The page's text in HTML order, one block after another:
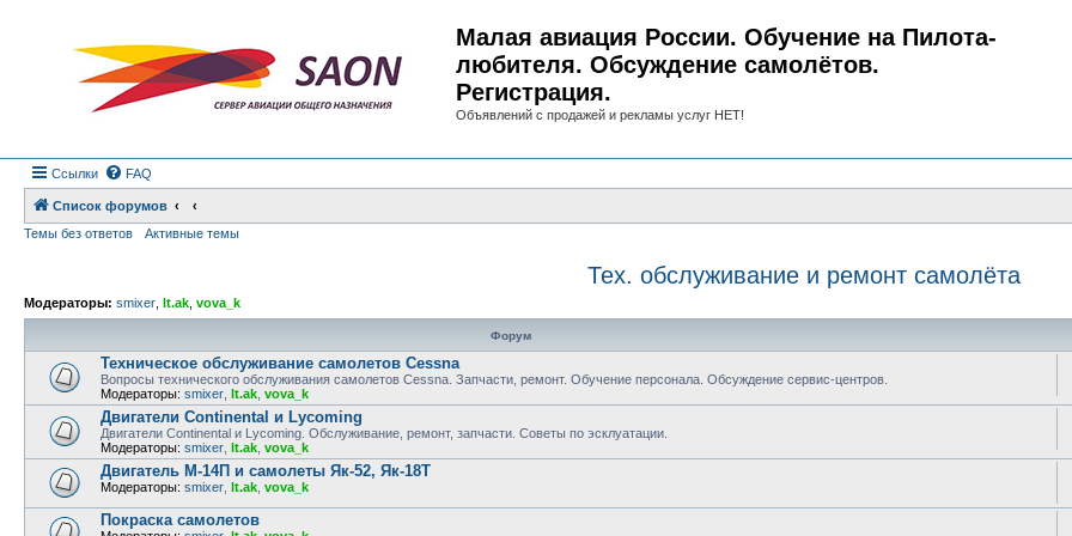
Малая авиация России. Обучение на Пилота-
любителя. Обсуждение самолётов.
Регистрация.
Объявлений с продажей и рекламы услуг НЕТ!
Ссылки FAQ
Список форумов
Темы без ответов
Активные темы
Тех. обслуживание и ремонт самолёта
Модераторы: smixer lt.ak vova_k
Форум
Техническое обслуживание самолетов Cessna
Вопросы технического обслуживания самолетов Cessna. Запчасти, ремонт. Обучение персонала. Обсуждение сервис-центров.
Модераторы: smixer lt.ak vova_k
Двигатели Continental и Lycoming
Двигатели Continental и Lycoming. Обслуживание, ремонт, запчасти. Советы по эсклуатации.
Модераторы: smixer lt.ak vova_k
Двигатель М-14П и самолеты Як-52, Як-18Т
Модераторы: smixer lt.ak vova_k
Покраска самолетов